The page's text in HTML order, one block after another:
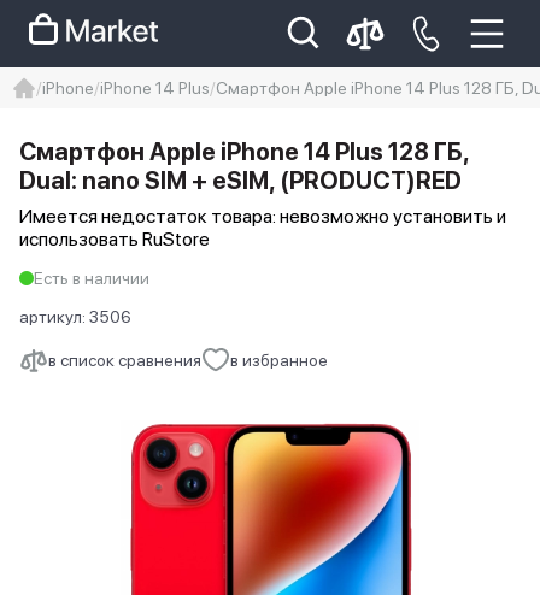
Iphone 14 pro max
айфон 14
iPhone iPhone 14 Plus Смартфон Apple iPhone 14 Plus 128 ГБ,
в список сравнения в избранное
Смартфон Apple iPhone 14 Plus 128 ГБ,
Dual: nano SIM + eSIM, (PRODUCT)RED
Имеется недостаток товара: невозможно установить и
использовать RuStore
Есть в наличии
артикул: 3506